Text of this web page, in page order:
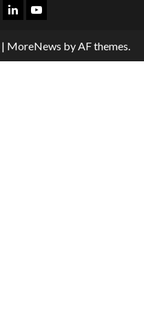
| MoreNews by AF themes.